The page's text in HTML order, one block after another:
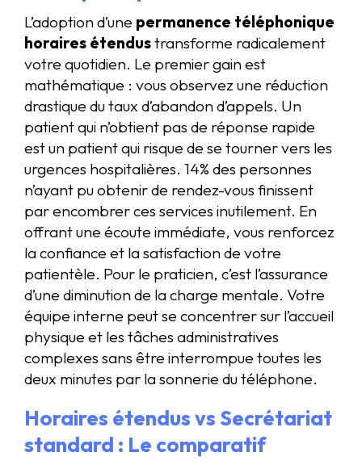
L’adoption d’une permanence téléphonique
horaires étendustransforme radicalement
votre quotidien. Le premier gain est
mathématique : vous observez une réduction
drastique du taux d’abandon d’appels. Un
patient qui n’obtient pas de réponse rapide
est un patient qui risque de se tourner vers les
urgences hospitalières. 14% des personnes
n’ayant pu obtenir de rendez-vous finissent
par encombrer ces services inutilement. En
offrant une écoute immédiate, vous renforcez
la confiance et la satisfaction de votre
patientèle. Pour le praticien, c’est l’assurance
d’une diminution de la charge mentale. Votre
équipe interne peut se concentrer sur l’accueil
physique et les tâches administratives
complexes sans être interrompue toutes les
deux minutes par la sonnerie du téléphone.
Horaires étendus vs Secrétariat
standard : Le comparatif